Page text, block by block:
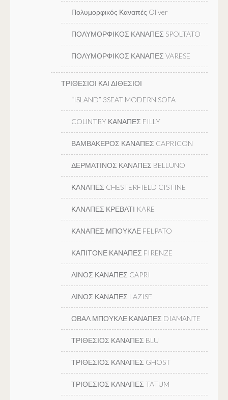
Πολυμορφικός Καναπές Oliver
ΠΟΛΥΜΟΡΦΙΚΟΣ ΚΑΝΑΠΕΣ SPOLTATO
ΠΟΛΥΜΟΡΦΙΚΟΣ ΚΑΝΑΠΕΣ VARESE
ΤΡΙΘΕΣΙΟΙ ΚΑΙ ΔΙΘΕΣΙΟΙ
“ISLAND” 3SEAT MODERN SOFA
COUNTRY ΚΑΝΑΠΕΣ FILLY
ΒΑΜΒΑΚΕΡΟΣ ΚΑΝΑΠΕΣ CAPRICON
ΔΕΡΜΑΤΙΝΟΣ ΚΑΝΑΠΕΣ BELLUNO
ΚΑΝΑΠΕΣ CHESTERFIELD CISTINE
ΚΑΝΑΠΕΣ ΚΡΕΒΑΤΙ KARE
ΚΑΝΑΠΕΣ ΜΠΟΥΚΛΕ FELPATO
ΚΑΠΙΤΟΝΕ ΚΑΝΑΠΕΣ FIRENZE
ΛΙΝΟΣ ΚΑΝΑΠΕΣ CAPRI
ΛΙΝΟΣ ΚΑΝΑΠΕΣ LAZISE
ΟΒΑΛ ΜΠΟΥΚΛΕ ΚΑΝΑΠΕΣ DIAMANTE
ΤΡΙΘΕΣΙΟΣ ΚΑΝΑΠΕΣ BLU
ΤΡΙΘΕΣΙΟΣ ΚΑΝΑΠΕΣ GHOST
ΤΡΙΘΕΣΙΟΣ ΚΑΝΑΠΕΣ TATUM